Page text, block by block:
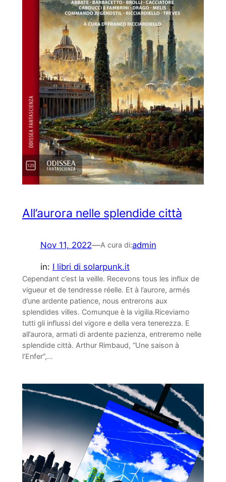
All’aurora nelle splendide città
Nov 11, 2022—A cura di:admin
in: I libri di solarpunk.it
Cependant c’est la veille. Recevons tous les influx de
vigueur et de tendresse réelle. Et à l’aurore, armés
d’une ardente patience, nous entrerons aux
splendides villes. Comunque è la vigilia.Riceviamo
tutti gli influssi del vigore e della vera tenerezza. E
all’aurora, armati di ardente pazienza, entreremo nelle
splendide città. Arthur Rimbaud, “Une saison à
l’Enfer”,…